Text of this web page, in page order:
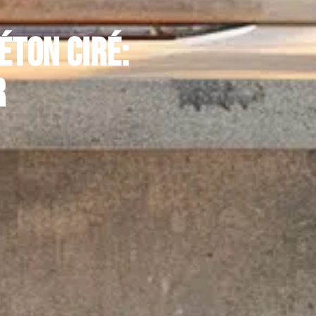
ciré: